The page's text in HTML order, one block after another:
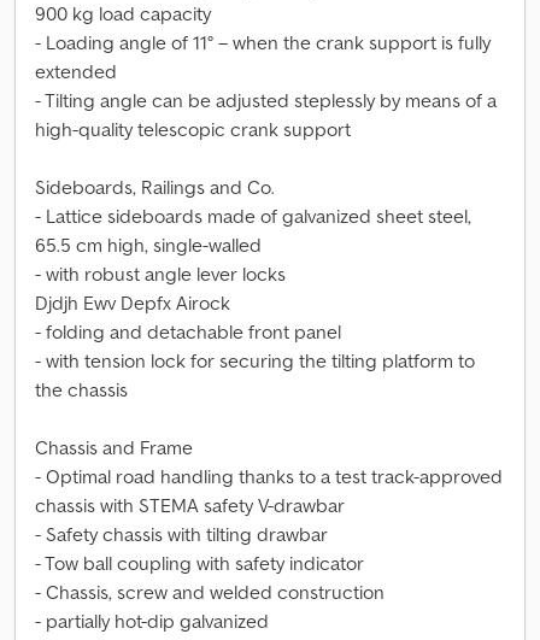
900 kg load capacity
- Loading angle of 11° – when the crank support is fully
extended
- Tilting angle can be adjusted steplessly by means of a
high-quality telescopic crank support
Sideboards, Railings and Co.
- Lattice sideboards made of galvanized sheet steel,
65.5 cm high, single-walled
- with robust angle lever locks
Djdjh Ewv Depfx Airock
- folding and detachable front panel
- with tension lock for securing the tilting platform to
the chassis
Chassis and Frame
- Optimal road handling thanks to a test track-approved
chassis with STEMA safety V-drawbar
- Safety chassis with tilting drawbar
- Tow ball coupling with safety indicator
- Chassis, screw and welded construction
- partially hot-dip galvanized